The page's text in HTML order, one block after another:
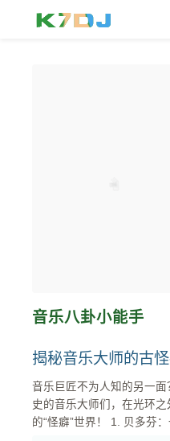
音乐八卦小能手
揭秘音乐大师的古
音乐巨匠不为人知的另一面？揭秘那些“怪癖”背后的真相！ 各位音乐爱好者们，大家好！今
史的音乐大师们，在光环之外，